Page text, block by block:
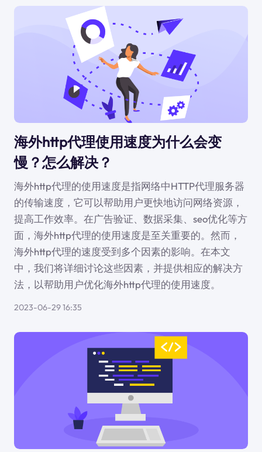
海外http代理使用速度为什么会变
慢？怎么解决？
海外http代理的使用速度是指网络中HTTP代理服务器
的传输速度，它可以帮助用户更快地访问网络资源，
提高工作效率。在广告验证、数据采集、seo优化等方
面，海外http代理的使用速度是至关重要的。然而，
海外http代理的速度受到多个因素的影响。在本文
中，我们将详细讨论这些因素，并提供相应的解决方
法，以帮助用户优化海外http代理的使用速度。
2023-06-29 16:35